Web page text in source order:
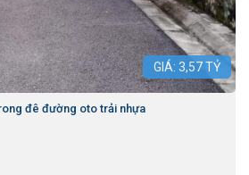
GIÁ: 3,57TỶ
đê đường oto trải nhựa